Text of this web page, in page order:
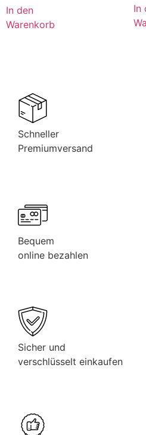
In den
Warenkorb
In
Schneller
Premiumversand
Bequem
online bezahlen
Sicher und
verschlüsselt einkaufen